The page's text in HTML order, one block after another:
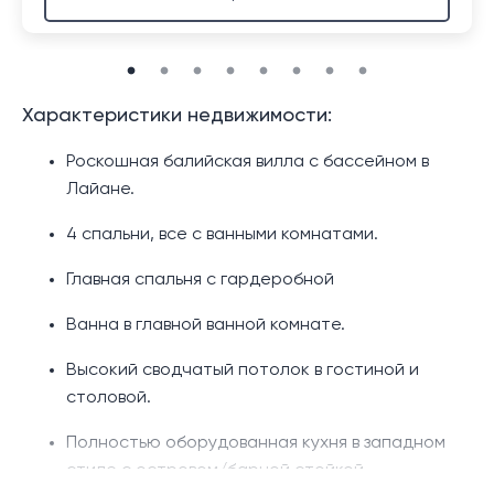
Характеристики недвижимости:
Роскошная балийская вилла с бассейном в
Лайане.
4 спальни, все с ванными комнатами.
Главная спальня с гардеробной
Ванна в главной ванной комнате.
Высокий сводчатый потолок в гостиной и
столовой.
Полностью оборудованная кухня в западном
стиле с островом/барной стойкой.